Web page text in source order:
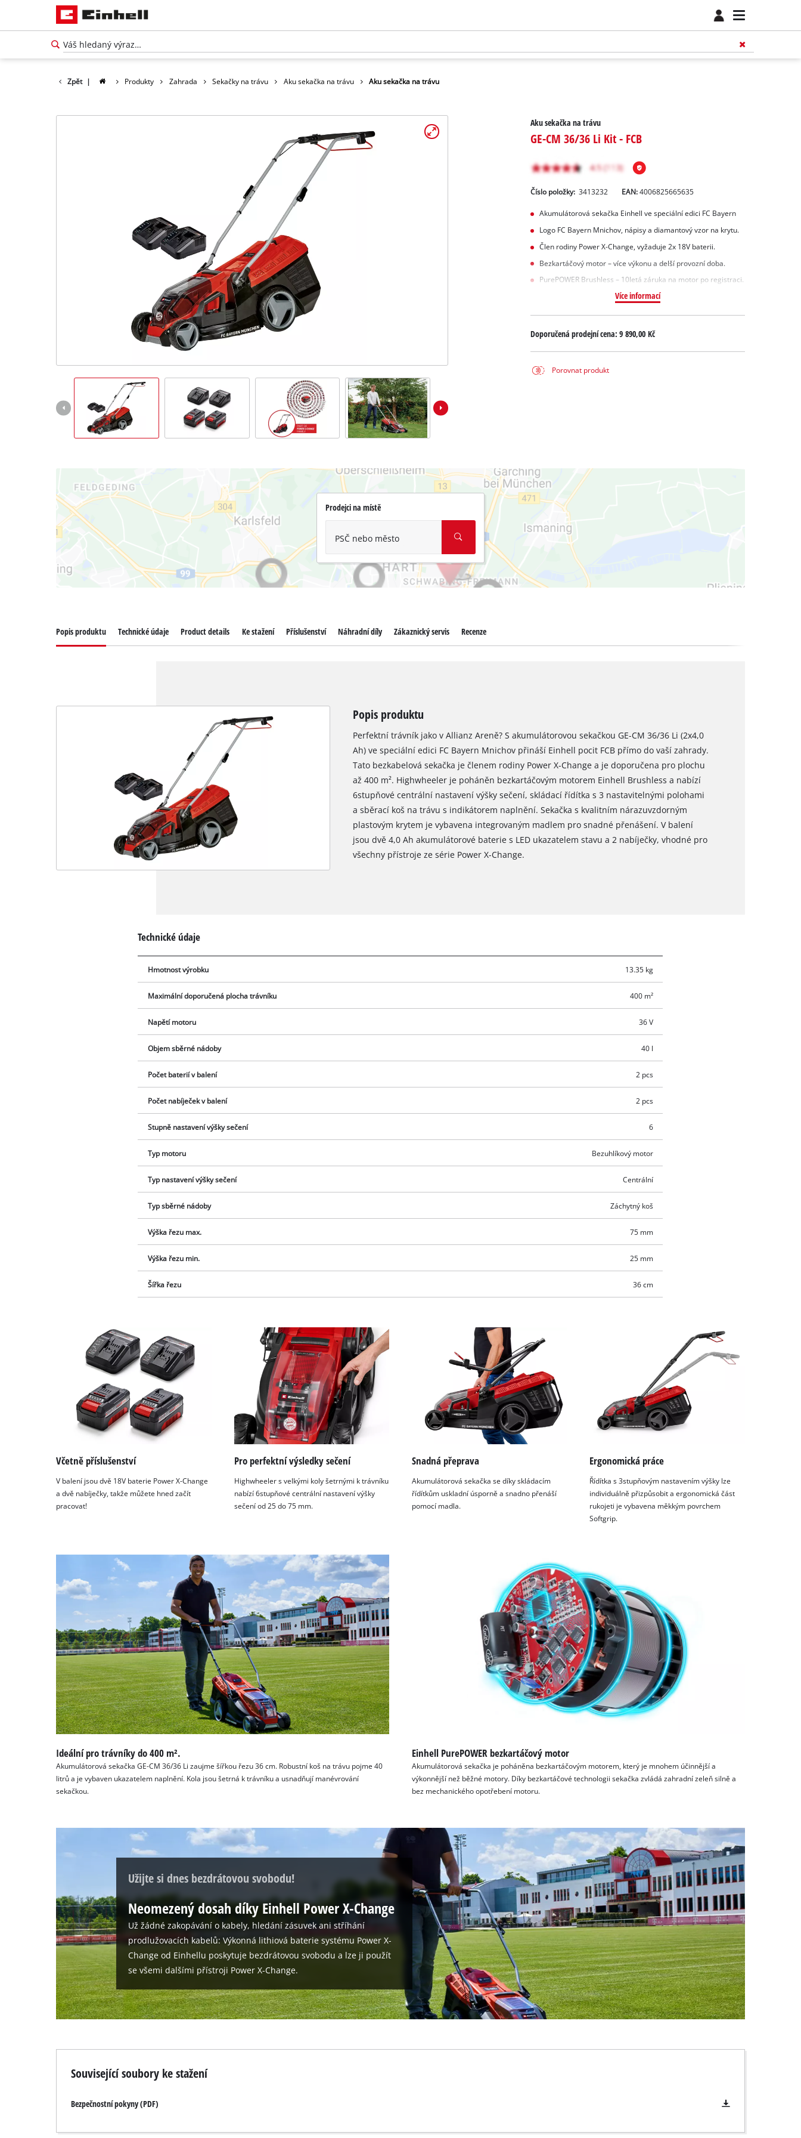
Zpět | Produkty Zahrada Sekačky na trávu Aku sekačka na trávu Aku sekačka na trávu
Aku sekačka na trávu
GE-CM 36/36 Li Kit - FCB
Číslo položky: 3413232 EAN:4006825665635
Akumulátorová sekačka Einhell ve speciální edici FC Bayern
Logo FC Bayern Mnichov, nápisy a diamantový vzor na krytu.
Člen rodiny Power X-Change, vyžaduje 2x 18V baterii.
Bezkartáčový motor – více výkonu a delší provozní doba.
PurePOWER Brushless – 10letá záruka na motor po registraci.
Více informací
Doporučená prodejní cena: 9 890,00 Kč
Porovnat produkt
Prodejci na místě
PSČ nebo město
potřebujeme váš souhlas!
to trackers that are not disclosed to the
visitor. The website owner needs to setup
the site with their CMP to add this content
to the list of technologies used.
Powered by
Management Platform
Popis produktu Technické údaje Product details Ke stažení Příslušenství Náhradní díly Zákaznický servis Recenze
Popis produktu
Perfektní trávník jako v Allianz Areně? S akumulátorovou sekačkou GE-CM 36/36 Li (2x4,0
Ah) ve speciální edici FC Bayern Mnichov přináší Einhell pocit FCB přímo do vaší zahrady.
Tato bezkabelová sekačka je členem rodiny Power X-Change a je doporučena pro plochu
až 400 m². Highwheeler je poháněn bezkartáčovým motorem Einhell Brushless a nabízí
6stupňové centrální nastavení výšky sečení, skládací řídítka s 3 nastavitelnými polohami
a sběrací koš na trávu s indikátorem naplnění. Sekačka s kvalitním nárazuvzdorným
plastovým krytem je vybavena integrovaným madlem pro snadné přenášení. V balení
jsou dvě 4,0 Ah akumulátorové baterie s LED ukazatelem stavu a 2 nabíječky, vhodné pro
všechny přístroje ze série Power X-Change.
Technické údaje
Hmotnost výrobku 13.35 kg
Maximální doporučená plocha trávníku 400 m²
Napětí motoru 36 V
Objem sběrné nádoby 40 l
Počet baterií v balení 2 pcs
Počet nabíječek v balení 2 pcs
Stupně nastavení výšky sečení 6
Typ motoru Bezuhlíkový motor
Typ nastavení výšky sečení Centrální
Typ sběrné nádoby Záchytný koš
Výška řezu max. 75 mm
Výška řezu min. 25 mm
Šířka řezu 36 cm
Včetně příslušenství
V balení jsou dvě 18V baterie Power X-Change
a dvě nabíječky, takže můžete hned začít
pracovat!
Pro perfektní výsledky sečení
Highwheeler s velkými koly šetrnými k trávníku
nabízí 6stupňové centrální nastavení výšky
sečení od 25 do 75 mm.
Snadná přeprava
Akumulátorová sekačka se díky skládacím
řídítkům uskladní úsporně a snadno přenáší
pomocí madla.
Ergonomická práce
Řídítka s 3stupňovým nastavením výšky lze
individuálně přizpůsobit a ergonomická část
rukojeti je vybavena měkkým povrchem
Softgrip.
Ideální pro trávníky do 400 m².
Akumulátorová sekačka GE-CM 36/36 Li zaujme šířkou řezu 36 cm. Robustní koš na trávu pojme 40
litrů a je vybaven ukazatelem naplnění. Kola jsou šetrná k trávníku a usnadňují manévrování
sekačkou.
Einhell PurePOWER bezkartáčový motor
Akumulátorová sekačka je poháněna bezkartáčovým motorem, který je mnohem účinnější a
výkonnější než běžné motory. Díky bezkartáčové technologii sekačka zvládá zahradní zeleň silně a
bez mechanického opotřebení motoru.
Užijte si dnes bezdrátovou svobodu!
Neomezený dosah díky Einhell Power X-Change
Už žádné zakopávání o kabely, hledání zásuvek ani stříhání
prodlužovacích kabelů: Výkonná lithiová baterie systému Power X-
Change od Einhellu poskytuje bezdrátovou svobodu a lze ji použít
se všemi dalšími přístroji Power X-Change.
Související soubory ke stažení
Bezpečnostní pokyny (PDF)